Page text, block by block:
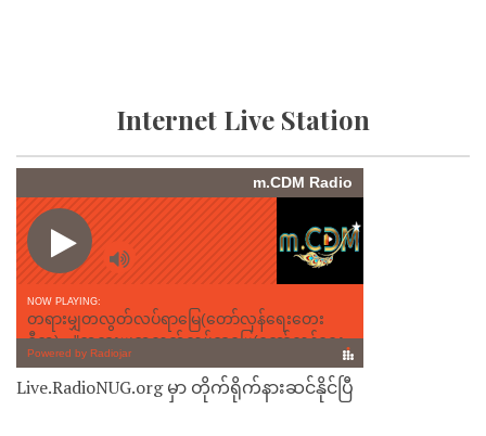
Internet Live Station
Live.RadioNUG.org မှာ တိုက်ရိုက်နားဆင်နိုင်ပြီ